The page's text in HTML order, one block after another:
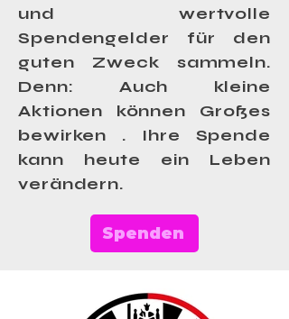
und wertvolle
Spendengelder für den
guten Zweck sammeln.
Denn: Auch kleine
Aktionen können Großes
bewirken . Ihre Spende
kann heute ein Leben
verändern.
Spenden